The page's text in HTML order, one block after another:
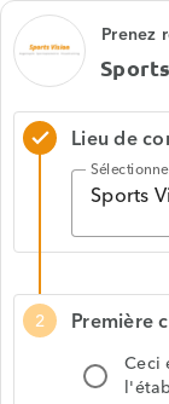
Prenez
check
Lieu de
Sports
2 Première
Ceci